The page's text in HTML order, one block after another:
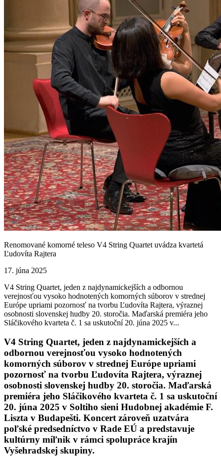
Renomované komorné teleso V4 String Quartet uvádza kvartetá
Ľudovíta Rajtera
17. júna 2025
V4 String Quartet, jeden z najdynamickejších a odbornou
verejnosťou vysoko hodnotených komorných súborov v strednej
Európe upriami pozornosť na tvorbu Ľudovíta Rajtera, výraznej
osobnosti slovenskej hudby 20. storočia. Maďarská premiéra jeho
Sláčikového kvarteta č. 1 sa uskutoční 20. júna 2025 v...
V4 String Quartet, jeden z najdynamickejších a
odbornou verejnosťou vysoko hodnotených
komorných súborov v strednej Európe upriami
pozornosť na tvorbu Ľudovíta Rajtera, výraznej
osobnosti slovenskej hudby 20. storočia. Maďarská
premiéra jeho Sláčikového kvarteta č. 1 sa uskutoční
20. júna 2025 v Soltiho sieni Hudobnej akadémie F.
Liszta v Budapešti. Koncert zároveň uzatvára
poľské predsedníctvo v Rade EÚ a predstavuje
kultúrny míľnik v rámci spolupráce krajín
Vyšehradskej skupiny.